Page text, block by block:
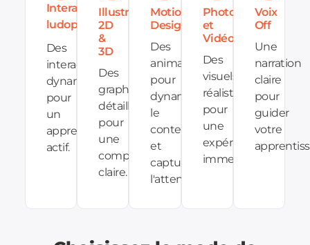
Interactions
ludopédagogiques
Des
interactions
dynamiques
pour
un
apprentissage
actif.
Illustrations
2D
&
3D
Des
graphiques
détaillés
pour
une
compréhension
claire.
Motion
Design
Des
animations
pour
dynamiser
le
contenu
et
capturer
l'attention.
Photos
et
Vidéos
Des
visuels
réalistes
pour
une
expérience
immersive.
Voix
Off
Une
narration
claire
pour
guider
votre